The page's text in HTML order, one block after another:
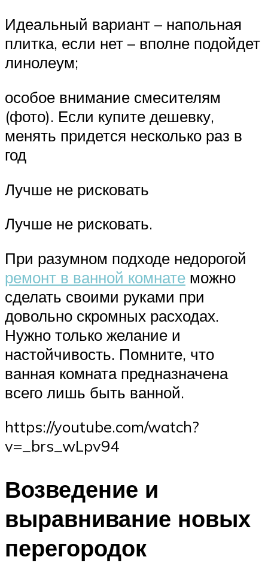
Идеальный вариант – напольная
плитка, если нет – вполне подойдет
линолеум;
особое внимание смесителям
(фото). Если купите дешевку,
менять придется несколько раз в
год
Лучше не рисковать
Лучше не рисковать.
При разумном подходе недорогой
ремонт в ванной комнате можно
сделать своими руками при
довольно скромных расходах.
Нужно только желание и
настойчивость. Помните, что
ванная комната предназначена
всего лишь быть ванной.
https://youtube.com/watch?
v=_brs_wLpv94
Возведение и
выравнивание новых
перегородок